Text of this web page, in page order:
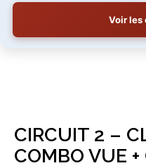
Voir les
CIRCUIT 2 –
COMBO VUE +